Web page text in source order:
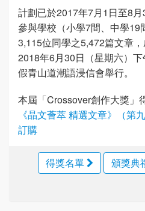
計劃已於2017年7月1日至8
參與學校（小學7間、中學19
3,115位同學之5,472篇文章
2018年6月30日（星期六）下
假青山道潮語浸信會舉行。
本屆「Crossover創作大獎」
《晶文薈萃 精選文章》（第
訂購
得獎名單 頒獎典